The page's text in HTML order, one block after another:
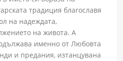
традиция благославя
на надеждата,
на живота. А
именно от Любовта
и предания, изтанцувана